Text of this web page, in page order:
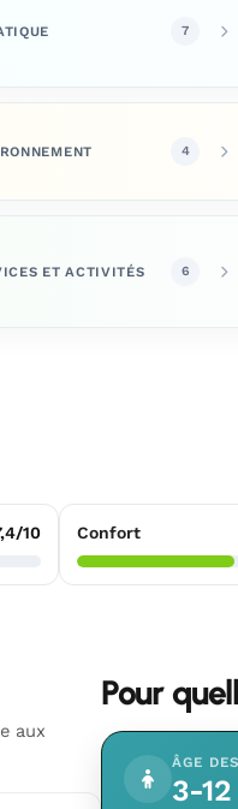
7
4
ET ACTIVITÉS 6
10 Confort
aux
Pour
ÂGE
3-